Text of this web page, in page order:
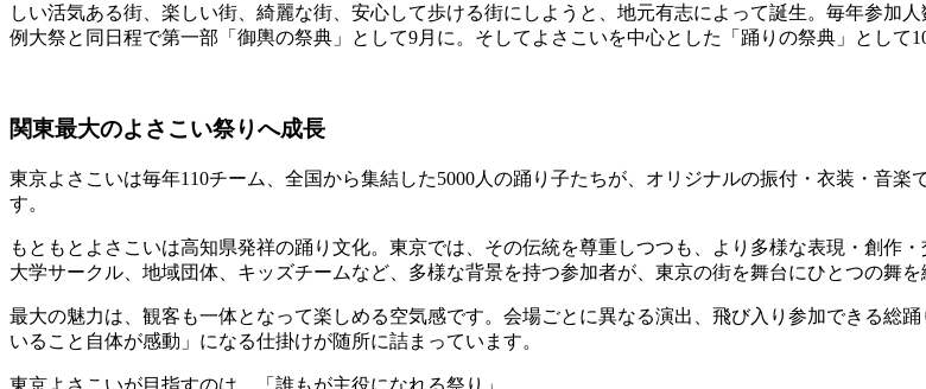
しい活気ある街、楽しい街、綺麗な街、安心して歩ける街にしようと、地元有志によって誕生。毎年参加
例大祭と同日程で第一部「御輿の祭典」として9月に。そしてよさこいを中心とした「踊りの祭典」として
関東最大のよさこい祭りへ成長
東京よさこいは毎年110チーム、全国から集結した5000人の踊り子たちが、オリジナルの振付・衣装・音
す。
もともとよさこいは高知県発祥の踊り文化。東京では、その伝統を尊重しつつも、より多様な表現・創作
大学サークル、地域団体、キッズチームなど、多様な背景を持つ参加者が、東京の街を舞台にひとつの舞を
最大の魅力は、観客も一体となって楽しめる空気感です。会場ごとに異なる演出、飛び入り参加できる総
いること自体が感動」になる仕掛けが随所に詰まっています。
東京よさこいが目指すのは、「誰もが主役になれる祭り」。